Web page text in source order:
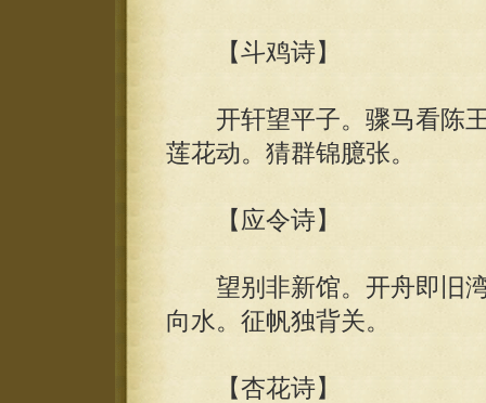
【斗鸡诗】
开轩望平子。骤马看陈王
莲花动。猜群锦臆张。
【应令诗】
望别非新馆。开舟即旧湾
向水。征帆独背关。
【杏花诗】